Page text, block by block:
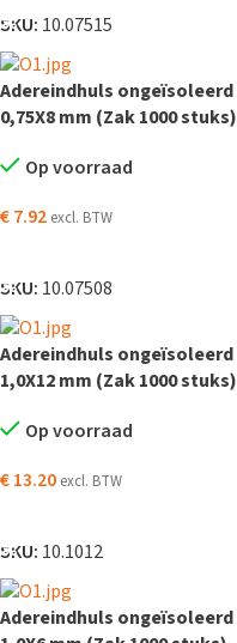
SKU: 10.07515
Adereindhuls ongeïsoleerd
0,75X8 mm (Zak 1000 stuks)
Op voorraad
€7.92 excl. BTW
SKU: 10.07508
Adereindhuls ongeïsoleerd
1,0X12 mm (Zak 1000 stuks)
Op voorraad
€13.20 excl. BTW
SKU: 10.1012
Adereindhuls ongeïsoleerd